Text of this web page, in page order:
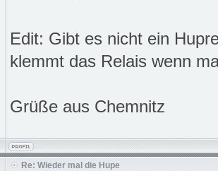
Edit: Gibt es nicht ein
klemmt das Relais wenn
Grüße aus Chemnitz
Re: Wieder mal die Hupe